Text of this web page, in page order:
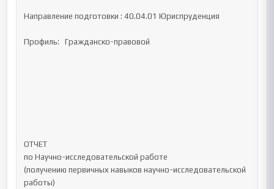
Направление подготовки : 40.04.01 Юриспруденция
Профиль:   Гражданско-правовой
ОТЧЕТ
по Научно-исследовательской работе
(получению первичных навыков научно-исследовательской
работы)